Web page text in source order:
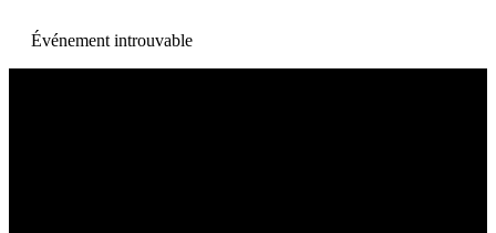
Événement introuvable